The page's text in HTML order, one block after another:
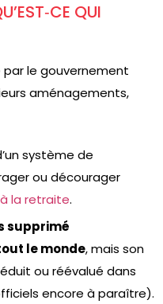
QUI
par le gouvernement
aménagements,
système de
ou décourager
la retraite.
supprimé
le monde, mais son
ou réévalué dans
encore à paraître).